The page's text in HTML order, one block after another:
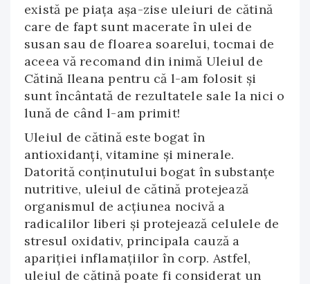
există pe piaţa aşa-zise uleiuri de cătină
care de fapt sunt macerate în ulei de
susan sau de floarea soarelui, tocmai de
aceea vă recomand din inimă Uleiul de
Cătină Ileana pentru că l-am folosit şi
sunt încântată de rezultatele sale la nici o
lună de când l-am primit!
Uleiul de cătină este bogat în
antioxidanţi, vitamine şi minerale.
Datorită conţinutului bogat în substanţe
nutritive, uleiul de cătină protejează
organismul de acţiunea nocivă a
radicalilor liberi şi protejează celulele de
stresul oxidativ, principala cauză a
apariţiei inflamaţiilor în corp. Astfel,
uleiul de cătină poate fi considerat un